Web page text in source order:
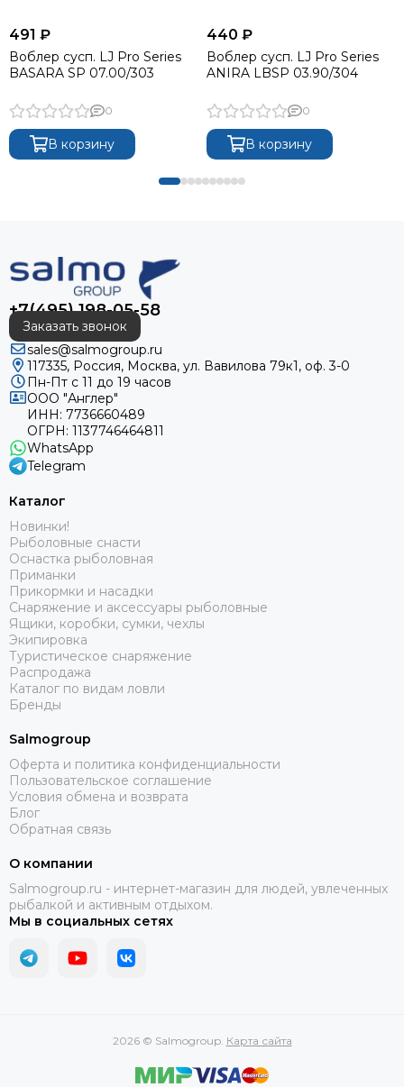
491 ₽
Воблер сусп. LJ Pro Series
BASARA SP 07.00/303
0
В корзину
440 ₽
Воблер сусп. LJ Pro Series
ANIRA LBSP 03.90/304
0
В корзину
+7(495) 198-05-58
Заказать звонок
sales@salmogroup.ru
117335, Россия, Москва, ул. Вавилова 79к1, оф. 3-0
Пн-Пт с 11 до 19 часов
ООО "Англер"
ИНН: 7736660489
ОГРН: 1137746464811
WhatsApp
Telegram
Каталог
Новинки!
Рыболовные снасти
Оснастка рыболовная
Приманки
Прикормки и насадки
Снаряжение и аксессуары рыболовные
Ящики, коробки, сумки, чехлы
Экипировка
Туристическое снаряжение
Распродажа
Каталог по видам ловли
Бренды
Salmogroup
Оферта и политика конфиденциальности
Пользовательское соглашение
Условия обмена и возврата
Блог
Обратная связь
О компании
Salmogroup.ru - интернет-магазин для людей, увлеченных
рыбалкой и активным отдыхом.
Мы в социальных сетях
2026 © Salmogroup. Карта сайта